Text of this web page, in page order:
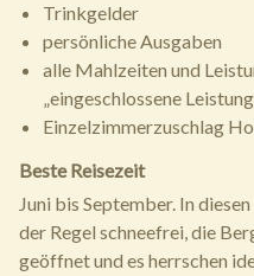
Trinkgelder
persönliche Ausgaben
alle Mahlzeiten und
„eingeschlossene
Einzelzimmerzuschlag
Beste Reisezeit
Juni bis September. In
der Regel schneefrei, die
geöffnet und es herrschen